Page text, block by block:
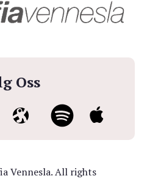
Oss
Vennesla. All rights